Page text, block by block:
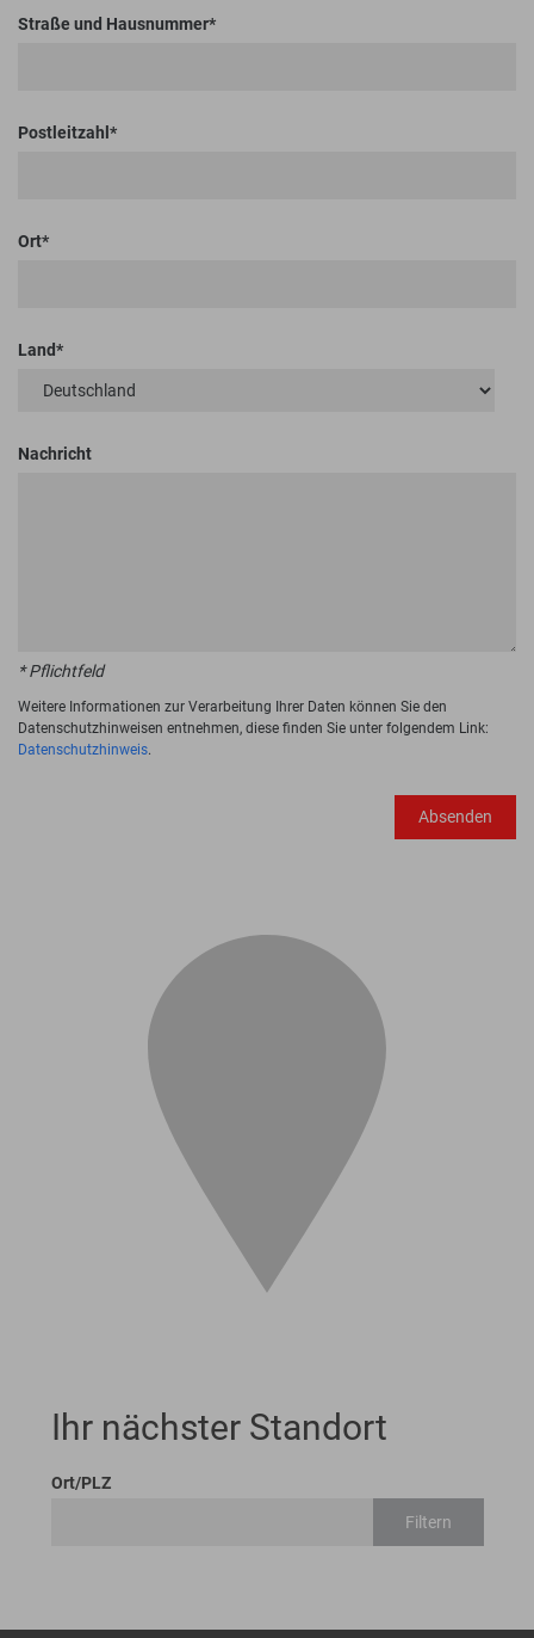
Straße und Hausnummer
Postleitzahl
Ort
Land
Nachricht
* Pflichtfeld
Weitere Informationen zur Verarbeitung Ihrer Daten können Sie den
Datenschutzhinweisen entnehmen, diese finden Sie unter folgendem Link:
Datenschutzhinweis.
Absenden
Ihr nächster Standort
Ort/PLZ
Filtern